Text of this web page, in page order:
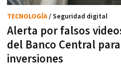
Alerta por falsos
del Banco Central
inversiones
TECNOLOGÍA/ Seguridad digital